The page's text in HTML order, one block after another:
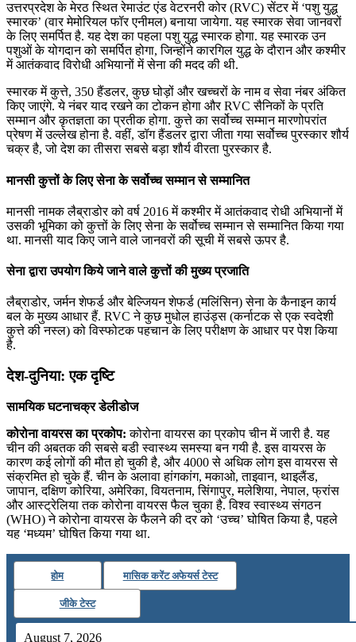
उत्तरप्रदेश के मेरठ स्थित रेमाउंट एंड वेटरनरी कोर (RVC) सेंटर में ‘पशु युद्ध
स्मारक’ (वार मेमोरियल फॉर एनीमल) बनाया जायेगा. यह स्मारक सेवा जानवरों
के लिए समर्पित है. यह देश का पहला पशु युद्ध स्मारक होगा. यह स्मारक उन
पशुओं के योगदान को समर्पित होगा, जिन्होंने कारगिल युद्ध के दौरान और कश्मीर
में आतंकवाद विरोधी अभियानों में सेना की मदद की थी.
स्मारक में कुत्ते, 350 हैंडलर, कुछ घोड़ों और खच्चरों के नाम व सेवा नंबर अंकित
किए जाएंगे. ये नंबर याद रखने का टोकन होगा और RVC सैनिकों के प्रति
सम्मान और कृतज्ञता का प्रतीक होगा. कुत्ते का सर्वोच्च सम्मान मारणोपरांत
प्रेषण में उल्लेख होना है. वहीं, डॉग हैंडलर द्वारा जीता गया सर्वोच्च पुरस्कार शौर्य
चक्र है, जो देश का तीसरा सबसे बड़ा शौर्य वीरता पुरस्कार है.
मानसी कुत्तों के लिए सेना के सर्वोच्च सम्मान से सम्मानित
मानसी नामक लैब्राडोर को वर्ष 2016 में कश्मीर में आतंकवाद रोधी अभियानों में
उसकी भूमिका को कुत्तों के लिए सेना के सर्वोच्च सम्मान से सम्मानित किया गया
था. मानसी याद किए जाने वाले जानवरों की सूची में सबसे ऊपर है.
सेना द्वारा उपयोग किये जाने वाले कुत्तों की मुख्य प्रजाति
लैब्राडोर, जर्मन शेफर्ड और बेल्जियन शेफर्ड (मलिंसिन) सेना के कैनाइन कार्य
बल के मुख्य आधार हैं. RVC ने कुछ मुधोल हाउंड्स (कर्नाटक से एक स्वदेशी
कुत्ते की नस्ल) को विस्फोटक पहचान के लिए परीक्षण के आधार पर पेश किया
है.
देश-दुनिया: एक दृष्टि
सामयिक घटनाचक्र डेलीडोज
कोरोना वायरस का प्रकोप: कोरोना वायरस का प्रकोप चीन में जारी है. यह
चीन की अबतक की सबसे बडी स्वास्थ्य समस्‍या बन गयी है. इस वायरस के
कारण कई लोगों की मौत हो चुकी है, और 4000 से अधिक लोग इस वायरस से
संक्रमित हो चुके हैं. चीन के अलावा हांगकांग, मकाओ, ताइवान, थाइलैंड,
जापान, दक्षिण कोरिया, अमेरिका, वियतनाम, सिंगापुर, मलेशिया, नेपाल, फ्रांस
और आस्ट्रेलिया तक कोरोना वायरस फैल चुका है. विश्व स्वास्थ्य संगठन
(WHO) ने कोरोना वायरस के फैलने की दर को ‘उच्च’ घोषित किया है, पहले
यह ‘मध्यम’ घोषित किया गया था.
होम मासिक करेंट अफेयर्स टेस्ट
जीके टेस्ट
August 7, 2026